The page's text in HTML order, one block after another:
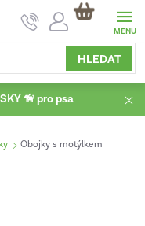
HLEDAT
NÁKUPNÍ
KOŠÍK
🦮 pro psa
Obojky s motýlkem